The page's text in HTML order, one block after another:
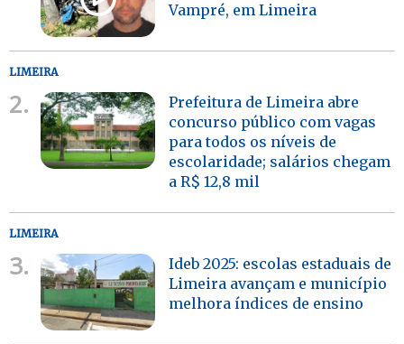
Vampré, em Limeira
LIMEIRA
2.
Prefeitura de Limeira abre
concurso público com vagas
para todos os níveis de
escolaridade; salários chegam
a R$ 12,8 mil
LIMEIRA
3.
Ideb 2025: escolas estaduais de
Limeira avançam e município
melhora índices de ensino